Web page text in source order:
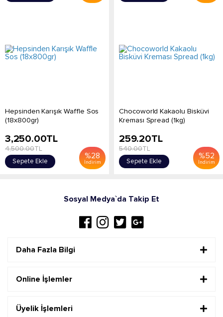
Hepsinden Karışık Waffle Sos
(18x800gr)
%28
İndirim
3,250.00TL
4,500.00TL
Sepete Ekle
Chocoworld Kakaolu Bisküvi
Kreması Spread (1kg)
%52
İndirim
259.20TL
540.00TL
Sepete Ekle
Sosyal Medya`da Takip Et
Daha Fazla Bilgi
Online İşlemler
Üyelik İşlemleri